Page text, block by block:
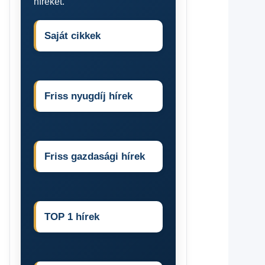
Saját cikkek
Friss nyugdíj hírek
Friss gazdasági hírek
TOP 1 hírek